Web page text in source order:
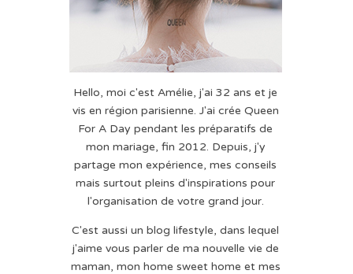
Hello, moi c'est Amélie, j'ai 32 ans et je
vis en région parisienne. J'ai crée Queen
For A Day pendant les préparatifs de
mon mariage, fin 2012. Depuis, j'y
partage mon expérience, mes conseils
mais surtout pleins d'inspirations pour
l'organisation de votre grand jour.
C'est aussi un blog lifestyle, dans lequel
j'aime vous parler de ma nouvelle vie de
maman, mon home sweet home et mes